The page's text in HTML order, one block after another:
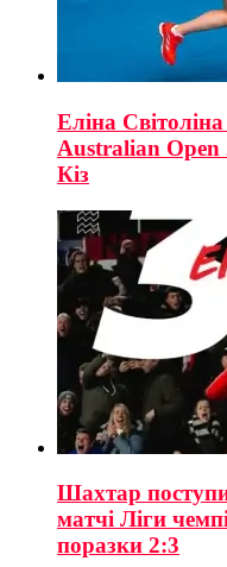
Еліна
Australian Open
Кіз
Шахтар
матчі Ліги
поразки 2:3